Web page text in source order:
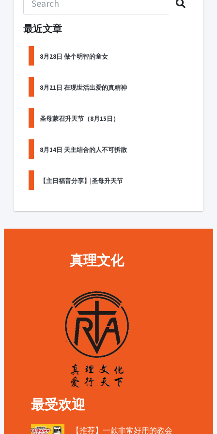
最近文章
8月28日 做个明智的童女
8月21日 在现世活出爱的真精神
圣母蒙召升天节（8月15日）
8月14日 天主结合的人不可拆散
【主日福音分享】|圣母升天节
真理文化
最受欢迎
【推荐】一款非常好用的教会